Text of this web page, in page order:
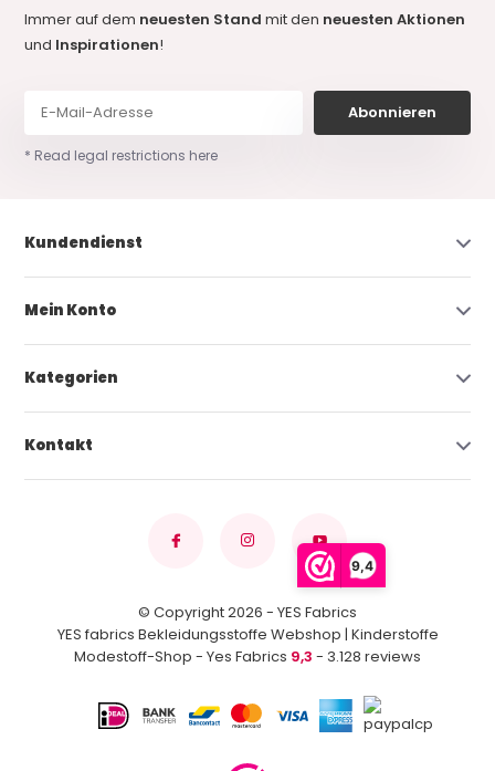
9,4
Immer auf dem neuesten Standmit den neuesten Aktionen
und Inspirationen!
Abonnieren
* Read legal restrictions here
Kundendienst
Mein Konto
Kategorien
Kontakt
© Copyright 2026 - YES Fabrics
YES fabrics Bekleidungsstoffe Webshop | Kinderstoffe
Modestoff-Shop - Yes Fabrics 9,3 - 3.128 reviews